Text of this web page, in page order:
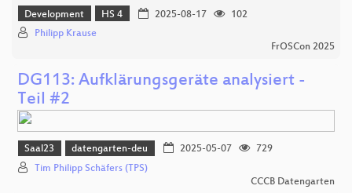
Development HS 4 2025-08-17
102
Philipp Krause
FrOSCon 2025
DG113: Aufklärungsgeräte analysiert -
Teil #2
Saal23 datengarten-deu 2025-05-07
729
Tim Philipp Schäfers (TPS)
CCCB Datengarten